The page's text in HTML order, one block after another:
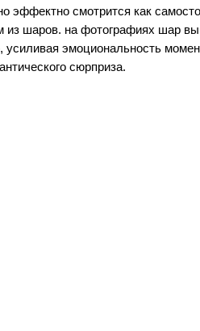
эффектно смотрится как
из шаров. на фотографиях шар
эмоциональность
сюрприза.